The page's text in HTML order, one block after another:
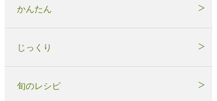
かんたん
じっくり
旬のレシピ